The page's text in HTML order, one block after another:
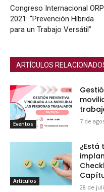
Congreso Internacional ORP
2021: “Prevención Híbrida
para un Trabajo Versátil”
ARTÍCULOS
Eventos 7 de
Artículos
¿Está
28 de